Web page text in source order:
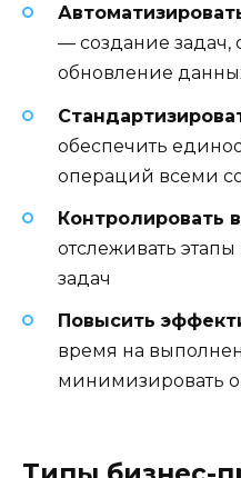
— создание задач,
обновление
обеспечить
операций всеми
Контролировать
отслеживать
задач
Повысить
время на
минимизировать